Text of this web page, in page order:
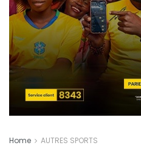
Home AUTRES SPORTS